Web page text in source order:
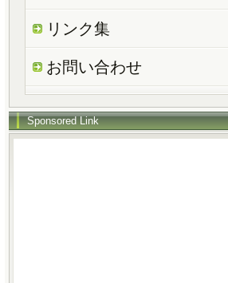
リンク集
お問い合わせ
Sponsored Link